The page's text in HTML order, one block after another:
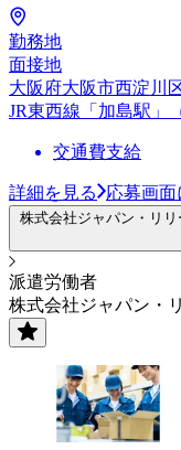
勤務地
面接地
大阪府大阪市西淀川
JR東西線「加島駅」
交通費支給
詳細を見る 応募画面
株式会社ジャパン・リ
派遣労働者
株式会社ジャパン・